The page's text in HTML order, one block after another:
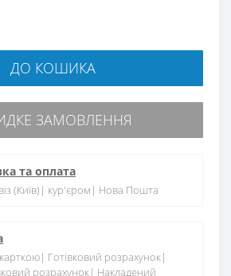
ДО КОШИКА
ЗАМОВЛЕННЯ
та оплата
(Київ)| кур'єром| Нова Пошта
Готівковий розрахунок|
розрахунок| Накладений